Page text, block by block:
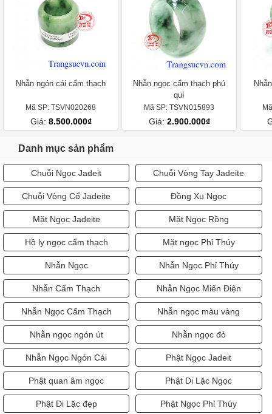
Nhẫn ngón cái cẩm thạch
Mã SP: TSVN020268
Giá: 8.500.000₫
Nhẫn ngọc cẩm thạch phú
quí
Mã SP: TSVN015893
Giá: 2.900.000₫
Danh mục sản phẩm
Chuỗi Ngọc Jadeit Chuỗi Vòng Tay Jadeite
Chuỗi Vòng Cổ Jadeite Đồng Xu Ngọc
Mặt Ngọc Jadeite Mặt Ngọc Rồng
Hồ ly ngọc cẩm thạch Mặt ngọc Phỉ Thúy
Nhẫn Ngọc Nhẫn Ngọc Phỉ Thúy
Nhẫn Cẩm Thạch Nhẫn Ngọc Miến Điện
Nhẫn Ngọc Cẩm Thạch Nhẫn ngọc màu vàng
Nhẫn ngọc ngón út Nhẫn ngọc đỏ
Nhẫn Ngọc Ngón Cái Phật Ngọc Jadeit
Phật quan âm ngọc Phật Di Lặc Ngọc
Phật Di Lặc đẹp Phật Ngọc Phỉ Thúy